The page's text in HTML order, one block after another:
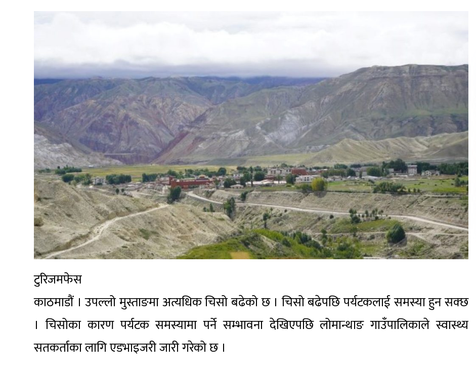
टुरिजमफेस
काठमाडौं । उपल्लो मुस्ताङमा अत्यधिक चिसो बढेको छ । चिसो बढेपछि पर्यटकलाई समस्या हुन सक्छ
। चिसोका कारण पर्यटक समस्यामा पर्ने सम्भावना देखिएपछि लोमान्थाङ गाउँपालिकाले स्वास्थ्य
सतकर्ताका लागि एडभाइजरी जारी गरेको छ ।